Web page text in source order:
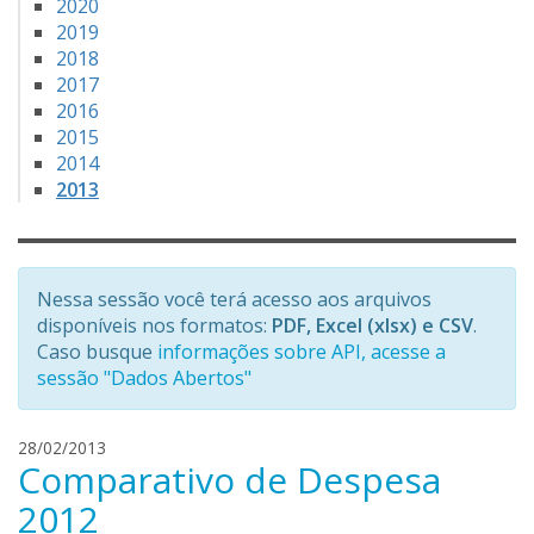
2020
2019
2018
2017
2016
2015
2014
2013
Nessa sessão você terá acesso aos arquivos
disponíveis nos formatos: PDF, Excel (xlsx) e CSV.
Caso busque informações sobre API, acesse a
sessão "Dados Abertos"
28/02/2013
e
n
Comparativo de Despesa
2012